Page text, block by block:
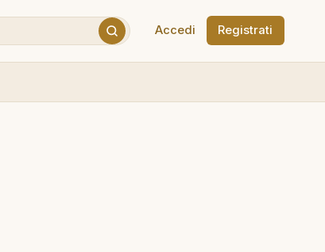
Accedi Registrati